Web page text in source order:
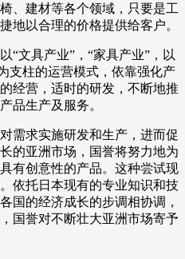
、建材等各个领域，只要是工
地以合理的价格提供给客户。
“文具产业”，“家具产业”，以
支柱的运营模式，依靠强化产
经营，适时的研发，不断地推
品生产及服务。
需求实施研发和生产，进而促
的亚洲市场，国誉将努力地为
有创意性的产品。这种尝试现
依托日本现有的专业知识和技
国的经济成长的步调相协调，
国誉对不断壮大亚洲市场寄予